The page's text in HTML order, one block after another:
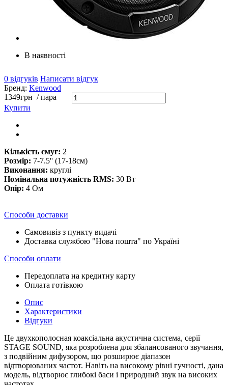
В наявності
0 відгуків Написати відгук
Бренд: Kenwood
1349грн / пара
Купити
Кількість смуг: 2
Розмір: 7-7.5'' (17-18см)
Виконання: круглі
Номінальна потужність RMS: 30 Вт
Опір: 4 Ом
Способи доставки
Самовивіз з пункту видачі
Доставка службою "Нова пошта" по Україні
Способи оплати
Передоплата на кредитну карту
Оплата готівкою
Опис
Характеристики
Відгуки
Це двухкополосная коаксіальна акустична система, серії
STAGE SOUND, яка розроблена для збалансованого звучання,
з подвійним дифузором, що розширює діапазон
відтворюваних частот. Навіть на високому рівні гучності, дана
модель, відтворює глибокі баси і природний звук на високих